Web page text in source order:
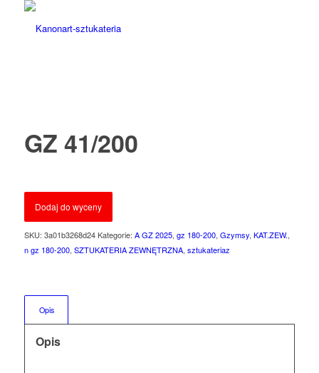
GZ 41/200
Dodaj do wyceny
SKU: 3a01b3268d24 Kategorie: A GZ 2025, gz 180-200, Gzymsy, KAT.ZEW.,
n gz 180-200, SZTUKATERIA ZEWNĘTRZNA, sztukateriaz
Opis
Opis